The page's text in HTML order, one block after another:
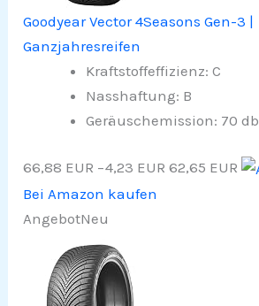
Goodyear Vector 4Seasons Gen-3 |
Ganzjahresreifen
Kraftstoffeffizienz: C
Nasshaftung: B
Geräuschemission: 70 db
66,88 EUR −4,23 EUR 62,65 EUR
Bei Amazon kaufen
AngebotNeu